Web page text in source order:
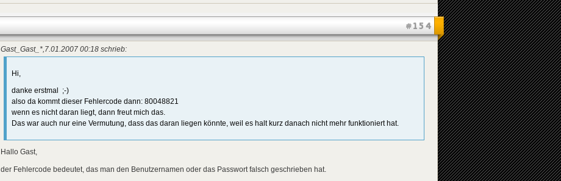
#154
Gast_Gast_*,7.01.2007 00:18 schrieb:
Hi,
danke erstmal ;-)
also da kommt dieser Fehlercode dann: 80048821
wenn es nicht daran liegt, dann freut mich das.
Das war auch nur eine Vermutung, dass das daran liegen könnte, weil es halt kurz danach nicht mehr funktioniert hat.
Hallo Gast,
der Fehlercode bedeutet, das man den Benutzernamen oder das Passwort falsch geschrieben hat.